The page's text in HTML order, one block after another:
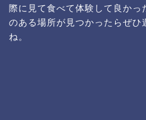
際に見て食べて体験して良か
のある場所が見つかったらぜひ
ね。